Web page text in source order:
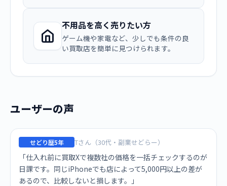
不用品を高く売りたい方
ゲーム機や家電など、少しでも条件の良
い買取店を簡単に見つけられます。
ユーザーの声
せどり歴5年 Tさん（30代・副業せどらー）
「仕入れ前に買取Xで複数社の価格を一括チェックするのが
日課です。同じiPhoneでも店によって5,000円以上の差が
あるので、比較しないと損します。」